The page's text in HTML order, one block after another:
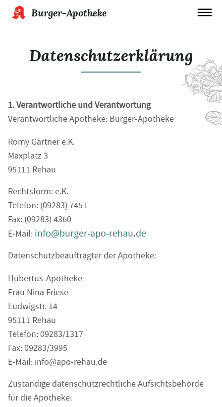
Burger-Apotheke
Datenschutzerklärung
1. Verantwortliche und Verantwortung
Verantwortliche Apotheke: Burger-Apotheke
Romy Gärtner e.K.
Maxplatz 3
95111 Rehau
Rechtsform: e.K.
Telefon: (09283) 7451
Fax: (09283) 4360
E-Mail: info@burger-apo-rehau.de
Datenschutzbeauftragter der Apotheke:
Hubertus-Apotheke
Frau Nina Friese
Ludwigstr. 14
95111 Rehau
Telefon: 09283/1317
Fax: 09283/3995
E-Mail: info@apo-rehau.de
Zuständige datenschutzrechtliche Aufsichtsbehörde
für die Apotheke: